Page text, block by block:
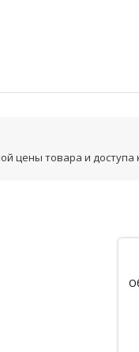
цены товара и доступа